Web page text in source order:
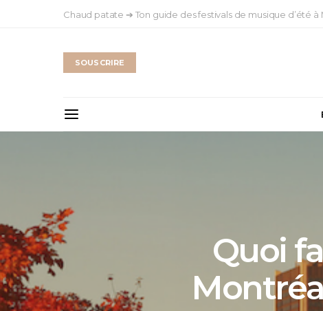
Chaud patate ➔ Ton guide des festivals de musique d’été à
SOUSCRIRE
Quoi